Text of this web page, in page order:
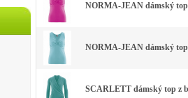
NORMA-JEAN dámský
NORMA-JEAN dámský
SCARLETT dámský top z